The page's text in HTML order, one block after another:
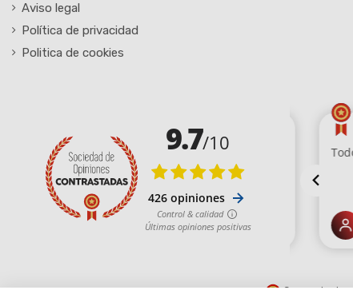
Aviso legal
Política de privacidad
Politica de cookies
Comerciante